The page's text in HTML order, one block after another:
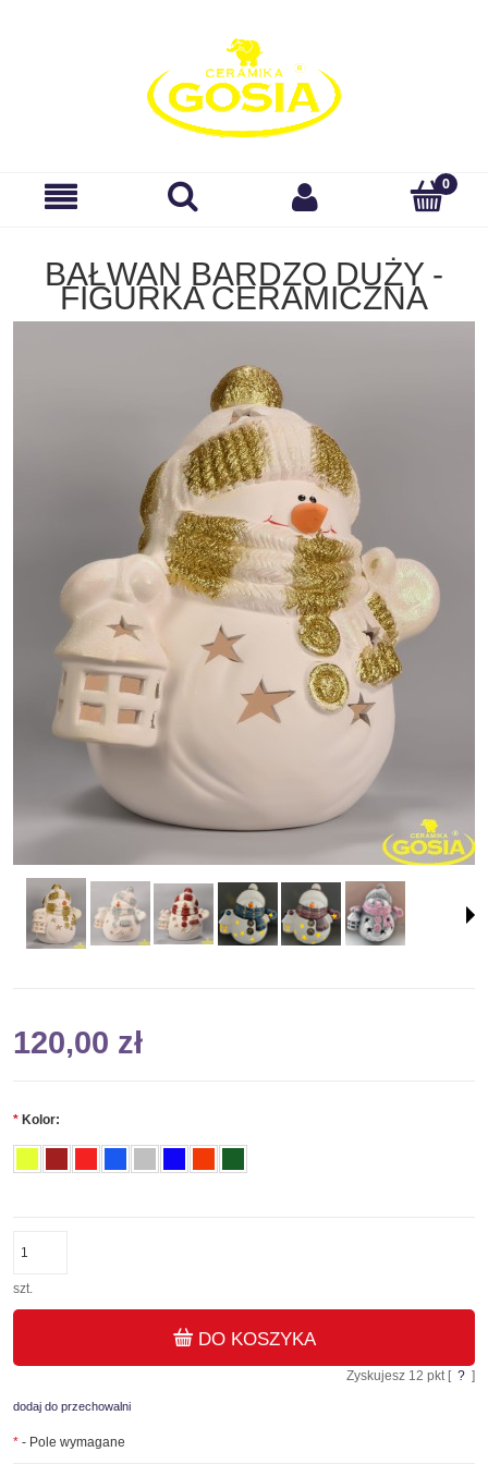
BAŁWAN BARDZO DUŻY -
FIGURKA CERAMICZNA
120,00 zł
* Kolor:
szt.
DO KOSZYKA
Zyskujesz 12 pkt [ ? ]
dodaj do przechowalni
* - Pole wymagane